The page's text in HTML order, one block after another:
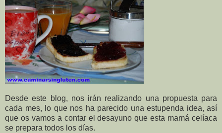
Desde este blog, nos irán realizando una propuesta para
cada mes, lo que nos ha parecido una estupenda idea, así
que os vamos a contar el desayuno que esta mamá celíaca
se prepara todos los días.